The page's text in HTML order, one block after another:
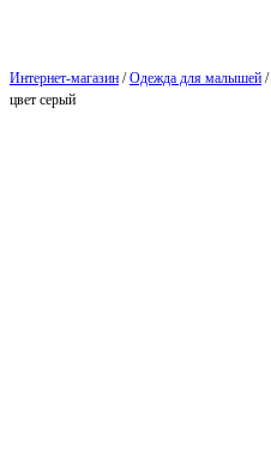
Интернет-магазин /Одежда для малышей /
цвет серый